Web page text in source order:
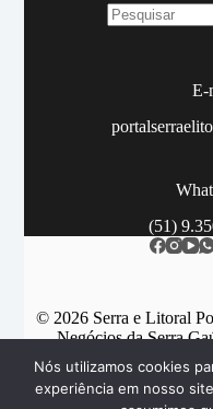
E-
(51)
© 2026 Serra e Litoral
Negócios da Serra
Nós utilizamos cookies
experiência em nosso